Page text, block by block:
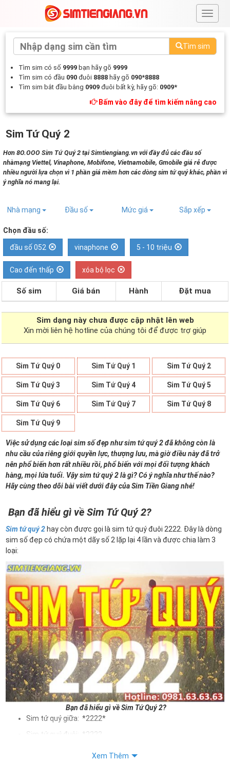
#
Tìm sim
Tìm sim có số 9999 bạn hãy gõ 9999
Tìm sim có đầu 090 đuôi 8888 hãy gõ 090*8888
Tìm sim bắt đầu bằng 0909 đuôi bất kỳ, hãy gõ: 0909*
Bấm vào đây để tìm kiếm nâng cao
Sim Tứ Quý 2
Hơn 8O.OOO Sim Tứ Quý 2 tại Simtiengiang.vn với đầy đủ các đầu số
nhàmạng Viettel, Vinaphone, Mobifone, Vietnamobile, Gmobile giá rẻ được
nhiều người lựa chọn vì 1 phần giá mềm hơn các dòng sim tứ quý khác, phần vì
ý nghĩa nó mang lại.
Nhà mạng Đầu số Mức giá Sắp xếp
Chọn đầu số:
đầu số 052 vinaphone 5 - 10 triệu
Cao đến thấp xóa bộ lọc
Số sim Giá bán Hành Đặt mua
Sim dạng này chưa được cập nhật lên web
Xin mời liên hệ hotline của chúng tôi để được trợ giúp
Sim Tứ Quý 0 Sim Tứ Quý 1 Sim Tứ Quý 2
Sim Tứ Quý 3 Sim Tứ Quý 4 Sim Tứ Quý 5
Sim Tứ Quý 6 Sim Tứ Quý 7 Sim Tứ Quý 8
Sim Tứ Quý 9
Việc sử dụng các loại sim số đẹp như sim tứ quý 2 đã không còn là
nhu cầu của riêng giới quyền lực, thượng lưu, mà giờ điều này đã trở
nên phổ biến hơn rất nhiều rồi, phổ biến với mọi đối tượng khách
hàng, mọi lứa tuổi. Vậy sim tứ quý 2 là gì? Có ý nghĩa như thế nào?
Hãy cùng theo dõi bài viết dưới đây của Sim Tiền Giang nhé!
Bạn đã hiểu gì về Sim Tứ Quý 2?
Sim tứ quý 2 hay còn được gọi là sim tứ quý đuôi 2222. Đây là dòng
sim số đẹp có chứa một dãy số 2 lặp lại 4 lần và được chia làm 3
loại:
Bạn đã hiểu gì về Sim Tứ Quý 2?
Sim tứ quý giữa: *2222*
Sim tứ quý đuôi: *2222
Xem Thêm